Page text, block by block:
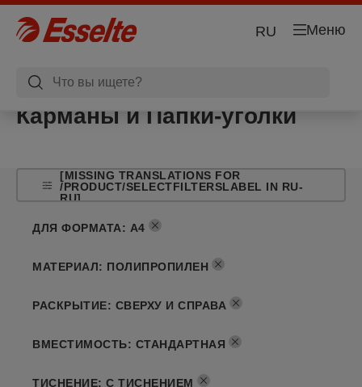
Меню
RU
Карманы и Папки-уголки
[MISSING TRANSLATIONS FOR
/PRODUCT/SELECTFILTERSLABEL IN RU-
RU]
ДЛЯ ФОРМАТА: A4
МАТЕРИАЛ: ПОЛИПРОПИЛЕН
РАСКРЫТИЕ: СВЕРХУ И СПРАВА
ВМЕСТИМОСТЬ: СТАНДАРТНАЯ
ТИСНЕНИЕ: С ТИСНЕНИЕМ